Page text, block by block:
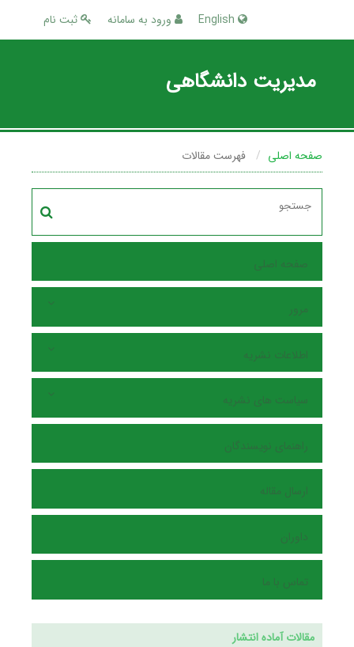
ثبت نام ورود به سامانه
مدیریت دانشگاهی
صفحه اصلی فهرست مقالات
صفحه اصلی
مرور
اطلاعات نشریه
سیاست های نشریه
راهنمای نویسندگان
ارسال مقاله
داوران
تماس با ما
مقالات آماده انتشار